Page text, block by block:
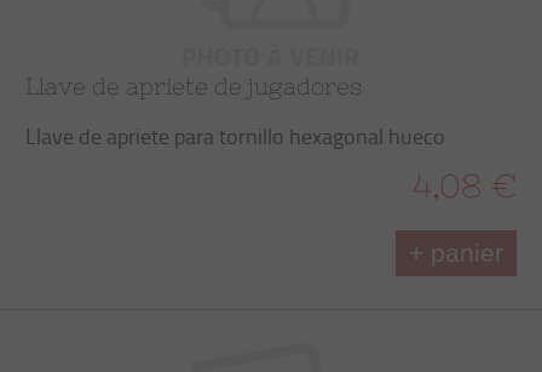
Llave de apriete de jugadores
Llave de apriete para tornillo hexagonal hueco
4,08 €
+ panier